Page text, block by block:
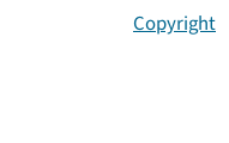
Copyright